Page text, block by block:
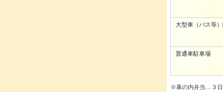
大型車（バス等
普通車駐車場
※幕の内弁当…３日